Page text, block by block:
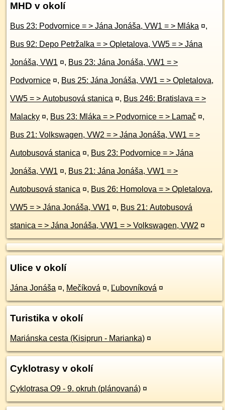
MHD v okolí
Bus 23: Podvornice = > Jána Jonáša, VW1 = > Mláka ¤,
Bus 92: Depo Petržalka = > Opletalova, VW5 = > Jána
Jonáša, VW1 ¤, Bus 23: Jána Jonáša, VW1 = >
Podvornice ¤, Bus 25: Jána Jonáša, VW1 = > Opletalova,
VW5 = > Autobusová stanica ¤, Bus 246: Bratislava = >
Malacky ¤, Bus 23: Mláka = > Podvornice = > Lamač ¤,
Bus 21: Volkswagen, VW2 = > Jána Jonáša, VW1 = >
Autobusová stanica ¤, Bus 23: Podvornice = > Jána
Jonáša, VW1 ¤, Bus 21: Jána Jonáša, VW1 = >
Autobusová stanica ¤, Bus 26: Homolova = > Opletalova,
VW5 = > Jána Jonáša, VW1 ¤, Bus 21: Autobusová
stanica = > Jána Jonáša, VW1 = > Volkswagen, VW2 ¤
Ulice v okolí
Jána Jonáša ¤, Mečíková ¤, Ľubovníková ¤
Turistika v okolí
Mariánska cesta (Kisiprun - Marianka) ¤
Cyklotrasy v okolí
Cyklotrasa O9 - 9. okruh (plánovaná) ¤